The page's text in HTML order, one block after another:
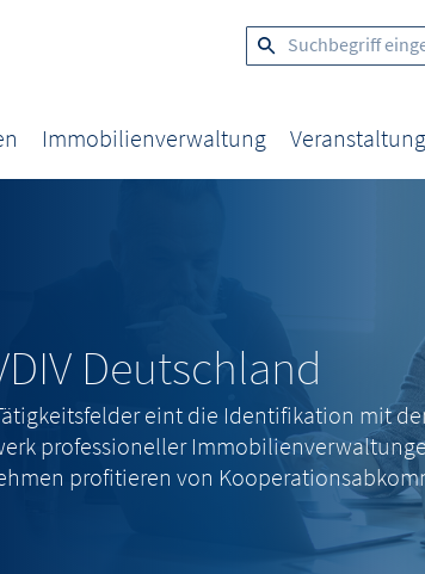
Immobilienverwaltung
Deutschland
eint die Identifikation mit
professioneller
profitieren von